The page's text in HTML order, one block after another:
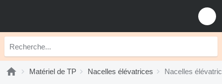
Matériel de TP Nacelles élévatrices Nacelles